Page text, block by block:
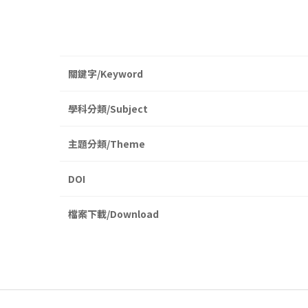
關鍵字/Keyword
學科分類/Subject
主題分類/Theme
DOI
檔案下載/Download